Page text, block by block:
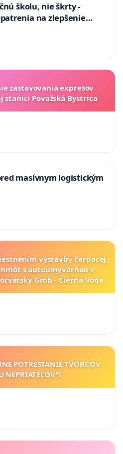
školu, nie škrty -
na zlepšenie
zastavovania expresov
stanici Považská Bystrica
masívnym logistickým
výstavby čerpacej
s autoumyvárňou v
Grob - Čierna Voda
POTRESTANIE TVORCOV
NEPRIATEĽOV"!